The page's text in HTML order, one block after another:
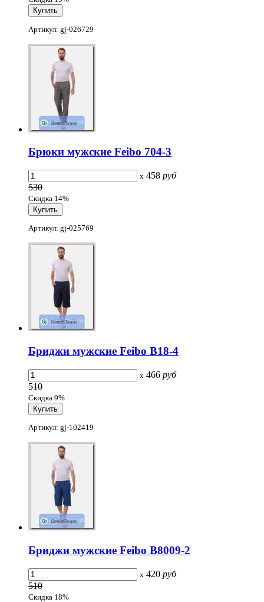
Артикул: gj-026729
Брюки мужские Feibo 704-3
x 458 руб
530
Скидка 14%
Артикул: gj-025769
Бриджи мужские Feibo B18-4
x 466 руб
510
Скидка 9%
Артикул: gj-102419
Бриджи мужские Feibo B8009-2
x 420 руб
510
Скидка 18%